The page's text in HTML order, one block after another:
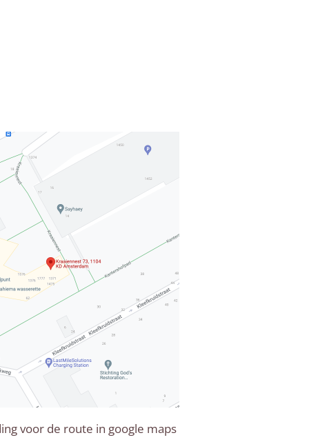
voor de route in google maps